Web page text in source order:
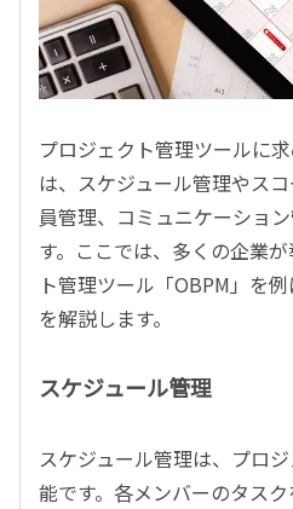
プロジェクト管理ツールに
は、スケジュール管理やス
員管理、コミュニケーショ
す。ここでは、多くの企業
ト管理ツール「OBPM」を
を解説します。
スケジュール管理
スケジュール管理は、プロ
能です。各メンバーのタス